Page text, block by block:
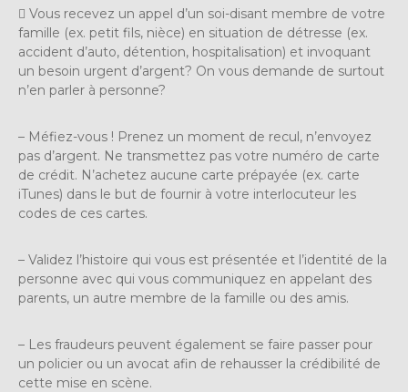
 Vous recevez un appel d’un soi-disant membre de votre
famille (ex. petit fils, nièce) en situation de détresse (ex.
accident d’auto, détention, hospitalisation) et invoquant
un besoin urgent d’argent? On vous demande de surtout
n’en parler à personne?
– Méfiez-vous ! Prenez un moment de recul, n’envoyez
pas d’argent. Ne transmettez pas votre numéro de carte
de crédit. N’achetez aucune carte prépayée (ex. carte
iTunes) dans le but de fournir à votre interlocuteur les
codes de ces cartes.
– Validez l’histoire qui vous est présentée et l’identité de la
personne avec qui vous communiquez en appelant des
parents, un autre membre de la famille ou des amis.
– Les fraudeurs peuvent également se faire passer pour
un policier ou un avocat afin de rehausser la crédibilité de
cette mise en scène.